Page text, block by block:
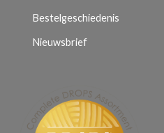
Bestelgeschiedenis
Nieuwsbrief